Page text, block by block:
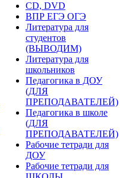
CD, DVD
ВПР ЕГЭ ОГЭ
Литература для
студентов
(ВЫВОДИМ)
Литература для
школьников
Педагогика в ДОУ
(ДЛЯ
ПРЕПОДАВАТЕЛЕЙ)
Педагогика в школе
(ДЛЯ
ПРЕПОДАВАТЕЛЕЙ)
Рабочие тетради для
ДОУ
Рабочие тетради для